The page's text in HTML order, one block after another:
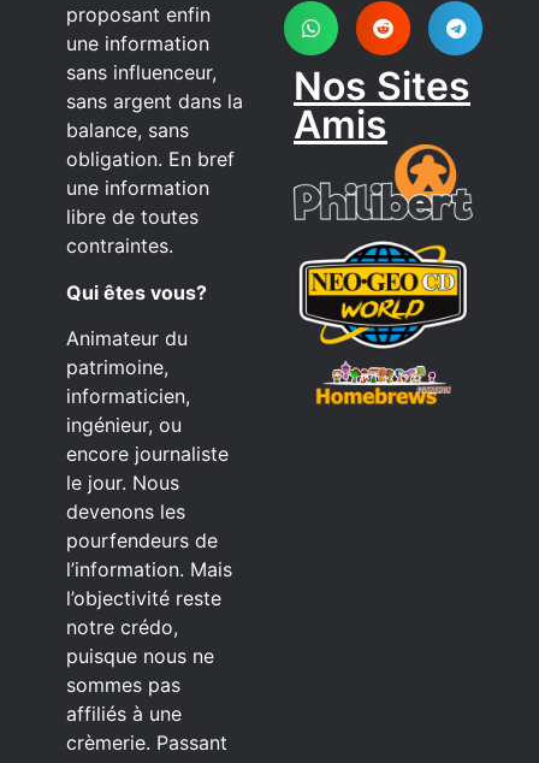
proposant enfin
une information
sans influenceur,
sans argent dans la
balance, sans
obligation. En bref
une information
libre de toutes
contraintes.
Qui êtes vous?
Animateur du
patrimoine,
informaticien,
ingénieur, ou
encore journaliste
le jour. Nous
devenons les
pourfendeurs de
l’information. Mais
l’objectivité reste
notre crédo,
puisque nous ne
sommes pas
affiliés à une
crèmerie. Passant
Nos Sites
Amis